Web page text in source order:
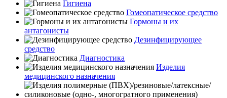
Гигиена
Гомеопатическое средство
Гормоны и их
антагонисты
Дезинфицирующее
средство
Диагностика
Изделия
медицинского назначения